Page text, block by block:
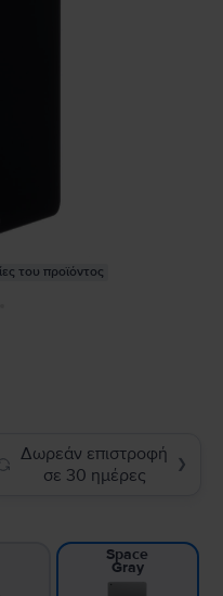
του προϊόντος
Δωρεάν επιστροφή
σε 30 ημέρες
❯
Space
Gray